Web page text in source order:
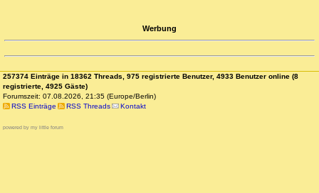
Werbung
257374 Einträge in 18362 Threads, 975 registrierte Benutzer, 4933 Benutzer online (8
registrierte, 4925 Gäste)
Forumszeit: 07.08.2026, 21:35 (Europe/Berlin)
RSS Einträge
RSS Threads Kontakt
powered by my little forum